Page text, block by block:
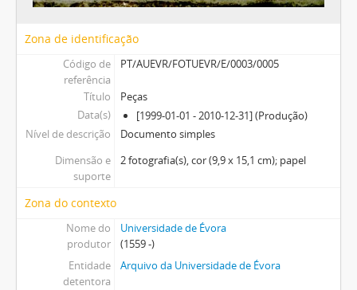
Zona de identificação
Código de
referência
PT/AUEVR/FOTUEVR/E/0003/0005
Título
Peças
Data(s)
[1999-01-01 - 2010-12-31] (Produção)
Nível de descrição
Documento simples
Dimensão e
suporte
2 fotografia(s), cor (9,9 x 15,1 cm); papel
Zona do contexto
Nome do
produtor
Universidade de Évora
(1559 -)
Entidade
detentora
Arquivo da Universidade de Évora